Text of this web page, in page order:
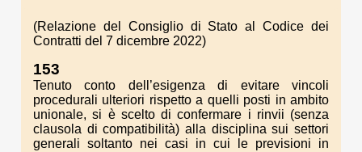
(Relazione del Consiglio di Stato al Codice dei
Contratti del 7 dicembre 2022)
153
Tenuto conto dell’esigenza di evitare vincoli
procedurali ulteriori rispetto a quelli posti in ambito
unionale, si è scelto di confermare i rinvii (senza
clausola di compatibilità) alla disciplina sui settori
generali soltanto nei casi in cui le previsioni in